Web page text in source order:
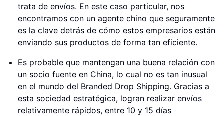
trata de envíos. En este caso particular, nos
encontramos con un agente chino que seguramente
es la clave detrás de cómo estos empresarios están
enviando sus productos de forma tan eficiente.
Es probable que mantengan una buena relación con
un socio fuente en China, lo cual no es tan inusual
en el mundo del Branded Drop Shipping. Gracias a
esta sociedad estratégica, logran realizar envíos
relativamente rápidos, entre 10 y 15 días